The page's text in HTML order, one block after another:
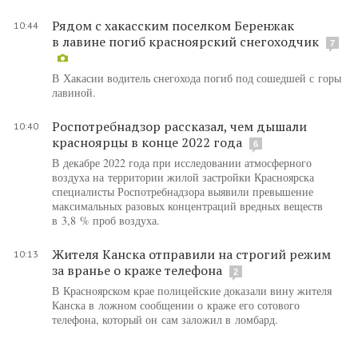
10:44
Рядом с хакасским поселком Беренжак
в лавине погиб красноярский снегоходчик
7
В Хакасии водитель снегохода погиб под сошедшей с горы
лавиной.
10:40
Роспотребнадзор рассказал, чем дышали
красноярцы в конце 2022 года
6
В декабре 2022 года при исследовании атмосферного
воздуха на территории жилой застройки Красноярска
специалисты Роспотребнадзора выявили превышение
максимальных разовых концентраций вредных веществ
в 3,8 % проб воздуха.
10:13
Жителя Канска отправили на строгий режим
за вранье о краже телефона
2
В Красноярском крае полицейские доказали вину жителя
Канска в ложном сообщении о краже его сотового
телефона, который он сам заложил в ломбард.